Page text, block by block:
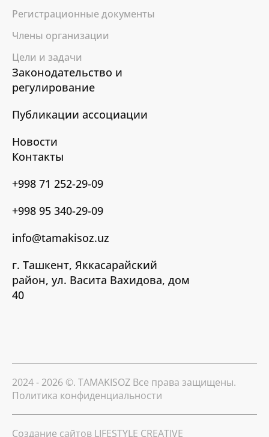
Регистрационные документы
Члены организации
Цели и задачи
Законодательство и
регулирование
Публикации ассоциации
Новости
Контакты
+998 71 252-29-09
+998 95 340-29-09
info@tamakisoz.uz
г. Ташкент, Яккасарайский
район, ул. Васита Вахидова, дом
40
2024 - 2026 ©. TAMAKISOZ Все права защищены.
Политика конфиденциальности
Создание сайтов LIFESTYLE CREATIVE